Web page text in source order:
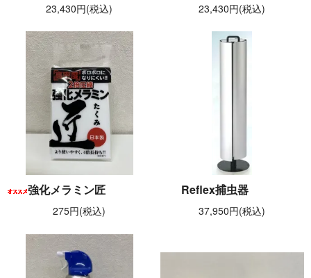
23,430円(税込) 23,430円(税込)
強化メラミン匠
275円(税込)
Reflex捕虫器
37,950円(税込)